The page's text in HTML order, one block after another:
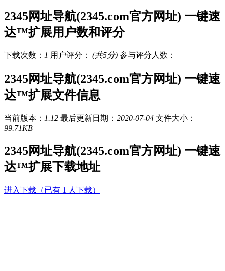
2345网址导航(2345.com官方网址) 一键速
达™扩展用户数和评分
下载次数： 1 用户评分： (共5分) 参与评分人数：
2345网址导航(2345.com官方网址) 一键速
达™扩展文件信息
当前版本： 1.12 最后更新日期： 2020-07-04 文件大小：
99.71KB
2345网址导航(2345.com官方网址) 一键速
达™扩展下载地址
进入下载（已有 1 人下载）